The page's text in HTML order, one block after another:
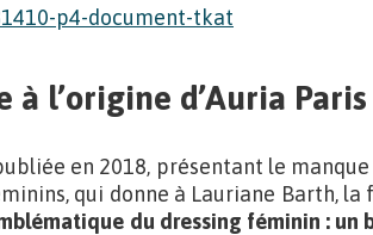
à l’origine d’Auria
en 2018, présentant le
qui donne à Lauriane Barth, la
du dressing féminin : un